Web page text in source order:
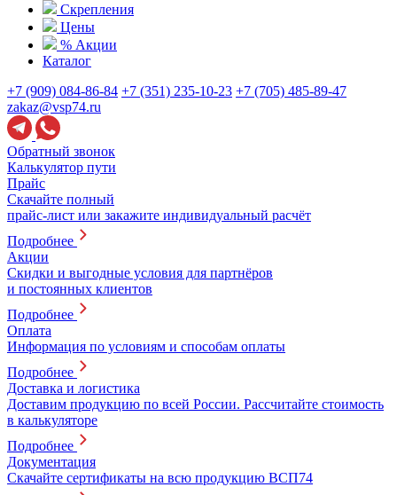
Скрепления
Цены
% Акции
Каталог
+7 (909) 084-86-84 +7 (351) 235-10-23 +7 (705) 485-89-47
zakaz@vsp74.ru
Обратный звонок
Калькулятор пути
Прайс
Скачайте полный
прайс-лист или закажите индивидуальный расчёт
Подробнее
Акции
Скидки и выгодные условия для партнёров
и постоянных клиентов
Подробнее
Оплата
Информация по условиям и способам оплаты
Подробнее
Доставка и логистика
Доставим продукцию по всей России. Рассчитайте стоимость
в калькуляторе
Подробнее
Документация
Скачайте сертификаты на всю продукцию ВСП74